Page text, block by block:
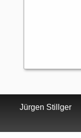
Jürgen Stillger